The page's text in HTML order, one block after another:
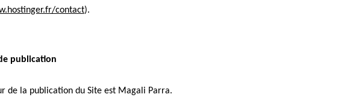
contact).
publication
de la publication du Site est Magali Parra.